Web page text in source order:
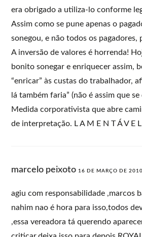
era obrigado a utiliza-lo conforme
Assim como se pune apenas o
sonegou, e não todos os pagadores,
A inversão de valores é horrenda!
bonito sonegar e enriquecer assim,
“enricar” às custas do trabalhador,
lá também faria” (não é assim que se
Medida corporativista que abre
de interpretação. L A M E N T Á V E L
marcelo peixoto 16 DE MARÇO DE
agiu com responsabilidade ,marcos
nahim nao é hora para isso,todos
,essa vereadora tá querendo